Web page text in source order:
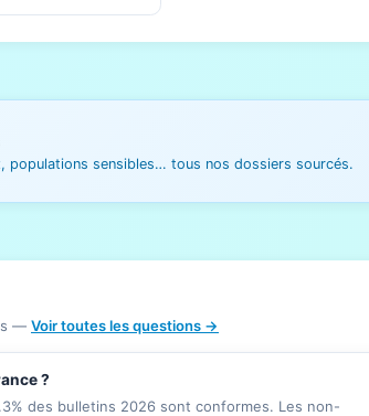
populations sensibles… tous nos dossiers sourcés.
— Voir toutes les questions →
?
des bulletins 2026 sont conformes. Les non-